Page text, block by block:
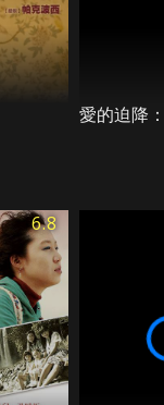
愛的迫降
6.8